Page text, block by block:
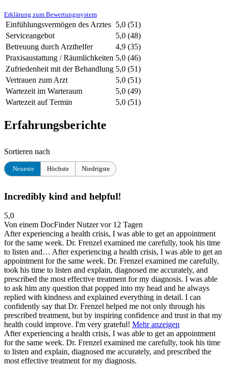
Erklärung zum Bewertungssystem
Einfühlungsvermögen des Arztes 5,0 (51)
Serviceangebot
5,0 (48)
Betreuung durch Arzthelfer
4,9 (35)
Praxisaustattung / Räumlichkeiten 5,0 (46)
Zufriedenheit mit der Behandlung 5,0 (51)
Vertrauen zum Arzt
5,0 (51)
Wartezeit im Warteraum
5,0 (49)
Wartezeit auf Termin
5,0 (51)
Erfahrungsberichte
Sortieren nach
Neueste Höchste Niedrigste
Incredibly kind and helpful!
5,0
Von einem DocFinder Nutzervor 12 Tagen
After experiencing a health crisis, I was able to get an appointment
for the same week. Dr. Frenzel examined me carefully, took his time
to listen and… After experiencing a health crisis, I was able to get an
appointment for the same week. Dr. Frenzel examined me carefully,
took his time to listen and explain, diagnosed me accurately, and
prescribed the most effective treatment for my diagnosis. I was able
to ask him any question that popped into my head and he always
replied with kindness and explained everything in detail. I can
confidently say that Dr. Frenzel helped me not only through his
prescribed treatment, but by inspiring confidence and trust in that my
health could improve. I'm very grateful! Mehr anzeigen
After experiencing a health crisis, I was able to get an appointment
for the same week. Dr. Frenzel examined me carefully, took his time
to listen and explain, diagnosed me accurately, and prescribed the
most effective treatment for my diagnosis.